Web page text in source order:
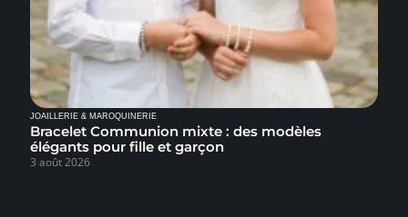
JOAILLERIE & MAROQUINERIE
Bracelet Communion mixte : des modèles
élégants pour fille et garçon
3 août 2026